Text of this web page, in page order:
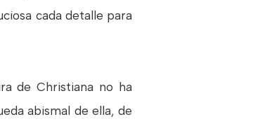
cada detalle para
de Christiana no ha
abismal de ella, de